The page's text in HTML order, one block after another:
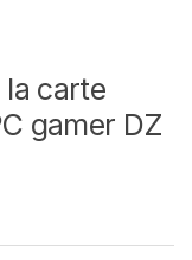
la carte
gamer DZ